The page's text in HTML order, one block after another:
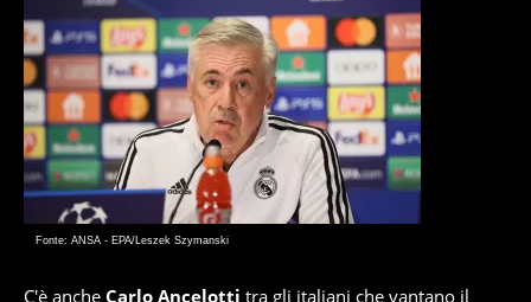
Fonte: ANSA - EPA/Leszek Szymanski
C'è anche Carlo Ancelotti tra gli italiani che vantano il